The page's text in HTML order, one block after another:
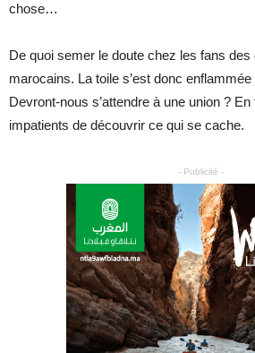
chose…
De quoi semer le doute chez les fans des
marocains. La toile s’est donc
Devront-nous s’attendre à une union ?
impatients de découvrir ce qui se cache.
- Publicité -